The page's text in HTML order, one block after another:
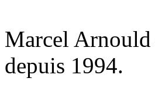
Marcel Arnould
depuis 1994.